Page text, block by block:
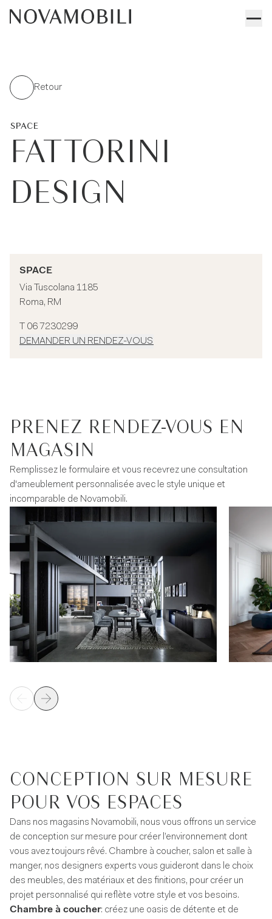
Retour
SPACE
FATTORINI
DESIGN
SPACE
Via Tuscolana 1185
Roma, RM
T 06 7230299
DEMANDER UN RENDEZ-VOUS
PRENEZ RENDEZ-VOUS EN
MAGASIN
Remplissez le formulaire et vous recevrez une consultation
d'ameublement personnalisée avec le style unique et
incomparable de Novamobili.
CONCEPTION SUR MESURE
POUR VOS ESPACES
Dans nos magasins Novamobili, nous vous offrons un service
de conception sur mesure pour créer l’environnement dont
vous avez toujours rêvé. Chambre à coucher, salon et salle à
manger, nos designers experts vous guideront dans le choix
des meubles, des matériaux et des finitions, pour créer un
projet personnalisé qui reflète votre style et vos besoins.
Chambre à coucher: créez une oasis de détente et de